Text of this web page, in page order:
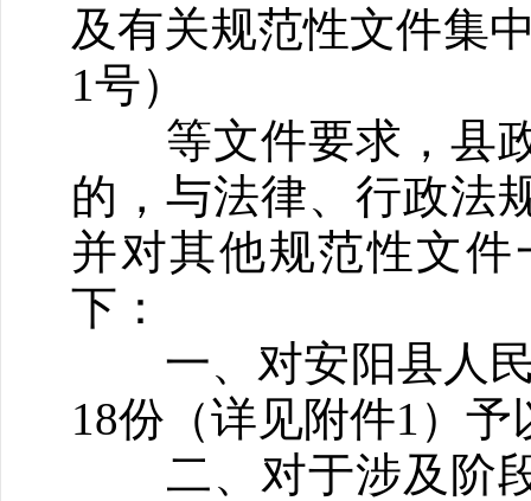
及有关规范性文件集
1号）
等文件要求，县政
的，与法律、行政法
并对其他规范性文
下：
一、对安阳县人民
18份（详见附件1）
二、对于涉及阶段